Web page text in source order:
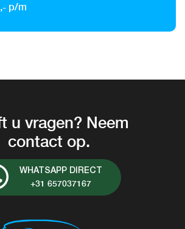
p/m
u vragen? Neem
contact op.
WHATSAPP DIRECT
+31 657037167